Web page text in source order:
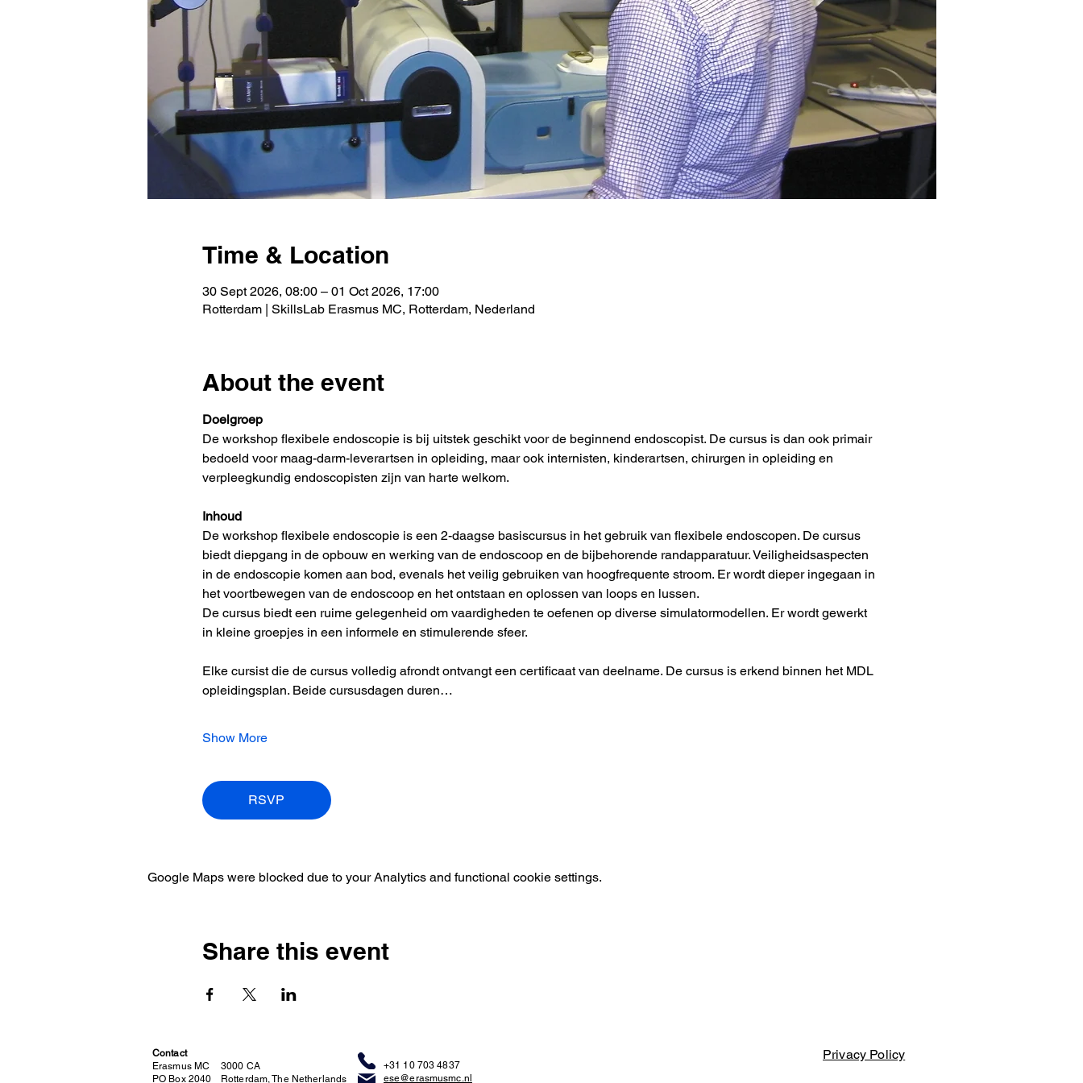
Time & Location
30 Sept 2026, 08:00 – 01 Oct 2026, 17:00
Rotterdam | SkillsLab Erasmus MC, Rotterdam, Nederland
About the event
Doelgroep
De workshop flexibele endoscopie is bij uitstek geschikt voor de beginnend endoscopist. De cursus is dan ook primair
bedoeld voor maag-darm-leverartsen in opleiding, maar ook internisten, kinderartsen, chirurgen in opleiding en
verpleegkundig endoscopisten zijn van harte welkom.
Inhoud
De workshop flexibele endoscopie is een 2-daagse basiscursus in het gebruik van flexibele endoscopen. De cursus
biedt diepgang in de opbouw en werking van de endoscoop en de bijbehorende randapparatuur. Veiligheidsaspecten
in de endoscopie komen aan bod, evenals het veilig gebruiken van hoogfrequente stroom. Er wordt dieper ingegaan in
het voortbewegen van de endoscoop en het ontstaan en oplossen van loops en lussen.
De cursus biedt een ruime gelegenheid om vaardigheden te oefenen op diverse simulatormodellen. Er wordt gewerkt
in kleine groepjes in een informele en stimulerende sfeer.
Elke cursist die de cursus volledig afrondt ontvangt een certificaat van deelname. De cursus is erkend binnen het MDL
opleidingsplan. Beide cursusdagen duren…
Show More
RSVP
Google Maps were blocked due to your Analytics and functional cookie settings.
Share this event
Contact
Erasmus MC
PO Box 2040
3000 CA
Rotterdam, The Netherlands
+31 10 703 4837
ese@erasmusmc.nl
Privacy Policy